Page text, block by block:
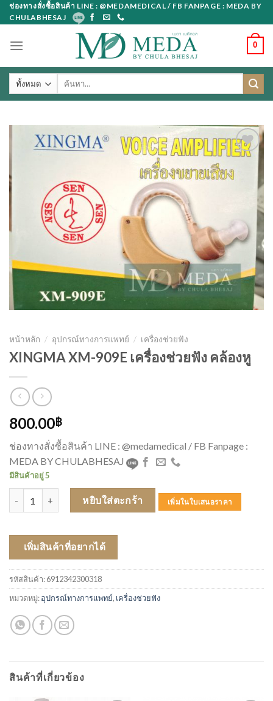
Skip
to
ช่องทางสั่งซื้อสินค้า LINE : @MEDAMEDICAL / FB FANPAGE : MEDA BY
CHULABHESAJ
0
ค้นหา:
หน้าหลัก / อุปกรณ์ทางการแพทย์ / เครื่องช่วยฟัง
XINGMA XM-909E เครื่องช่วยฟัง คล้องหู
800.00฿
ช่องทางสั่งซื้อสินค้า LINE : @medamedical / FB Fanpage :
MEDA BY CHULABHESAJ
มีสินค้าอยู่ 5
จำนวน XINGMA XM-909E เครื่องช่วยฟัง คล้องหู ชิ้น
หยิบใส่ตะกร้า เพิ่มในใบเสนอราคา
เพิ่มสินค้าที่อยากได้
รหัสสินค้า:6912342300318
หมวดหมู่:อุปกรณ์ทางการแพทย์, เครื่องช่วยฟัง
สินค้าที่เกี่ยวข้อง